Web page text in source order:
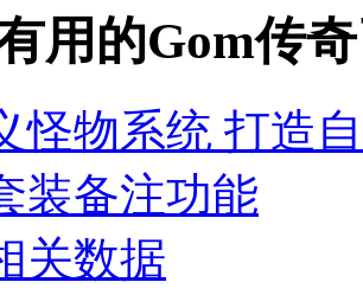
用的Gom传
怪物系统 打造
装备注功能
关数据